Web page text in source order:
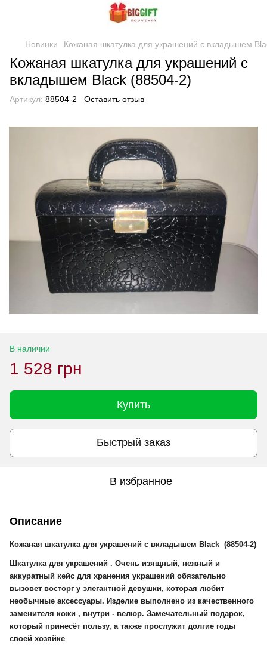
Новинки Кожаная шкатулка для украшений с вкладышем
Кожаная шкатулка для украшений с
вкладышем Black (88504-2)
Артикул: 88504-2 Оставить отзыв
В наличии
1 528 грн
Купить
Быстрый заказ
В избранное
Описание
Кожаная шкатулка для украшений с вкладышем Black (88504-2)
Шкатулка для украшений . Очень изящный, нежный и
аккуратный кейс для хранения украшений обязательно
вызовет восторг у элегантной девушки, которая любит
необычные аксессуары. Изделие выполнено из качественного
заменителя кожи , внутри - велюр. Замечательный подарок,
который принесёт пользу, а также прослужит долгие годы
своей хозяйке